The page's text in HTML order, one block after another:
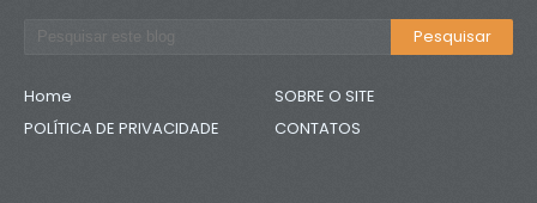
Home
SOBRE O SITE
POLÍTICA DE PRIVACIDADE
CONTATOS